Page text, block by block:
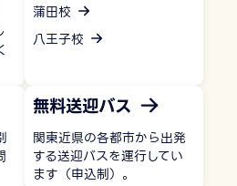
蒲田校
八王子校
無料送迎バス
関東近県の各都市から出発
する送迎バスを運行してい
ます（申込制）。